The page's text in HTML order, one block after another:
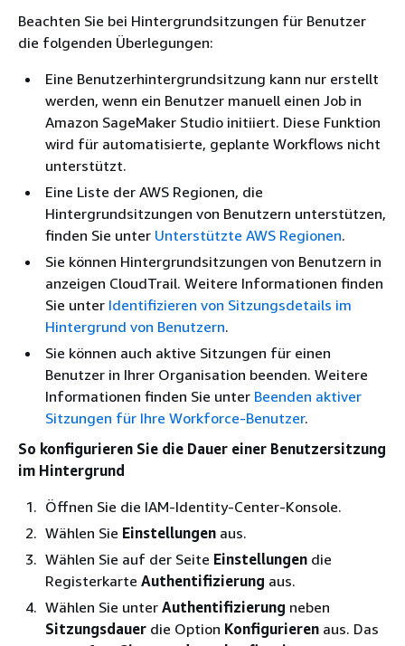
Beachten Sie bei Hintergrundsitzungen für Benutzer
die folgenden Überlegungen:
Eine Benutzerhintergrundsitzung kann nur erstellt
werden, wenn ein Benutzer manuell einen Job in
Amazon SageMaker Studio initiiert. Diese Funktion
wird für automatisierte, geplante Workflows nicht
unterstützt.
Eine Liste der AWS Regionen, die
Hintergrundsitzungen von Benutzern unterstützen,
finden Sie unter Unterstützte AWS Regionen.
Sie können Hintergrundsitzungen von Benutzern in
anzeigen CloudTrail. Weitere Informationen finden
Sie unter Identifizieren von Sitzungsdetails im
Hintergrund von Benutzern.
Sie können auch aktive Sitzungen für einen
Benutzer in Ihrer Organisation beenden. Weitere
Informationen finden Sie unter Beenden aktiver
Sitzungen für Ihre Workforce-Benutzer.
So konfigurieren Sie die Dauer einer Benutzersitzung
im Hintergrund
Öffnen Sie die IAM-Identity-Center-Konsole.
Wählen Sie Einstellungen aus.
Wählen Sie auf der Seite Einstellungen die
Registerkarte Authentifizierung aus.
Wählen Sie unter Authentifizierung neben
Sitzungsdauer die Option Konfigurieren aus. Das